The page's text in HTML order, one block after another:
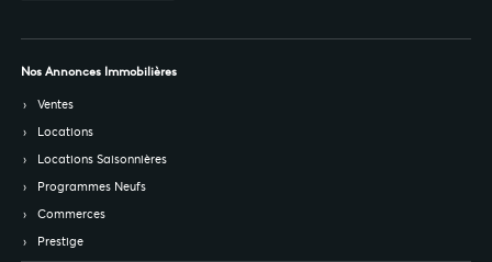
Nos Annonces Immobilières
Ventes
Locations
Locations Saisonnières
Programmes Neufs
Commerces
Prestige